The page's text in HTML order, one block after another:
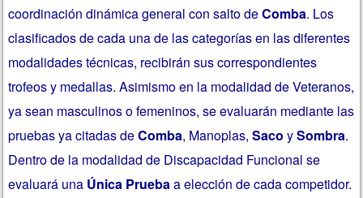
coordinación dinámica general con salto deComba. Los
clasificados de cada una de las categorías en las diferentes
modalidades técnicas, recibirán sus correspondientes
trofeos y medallas. Asimismo en la modalidad de Veteranos,
ya sean masculinos o femeninos, se evaluarán mediante las
pruebas ya citadas deComba, Manoplas,Saco ySombra.
Dentro de la modalidad de Discapacidad Funcional se
evaluará una Única Pruebaa elección de cada competidor.